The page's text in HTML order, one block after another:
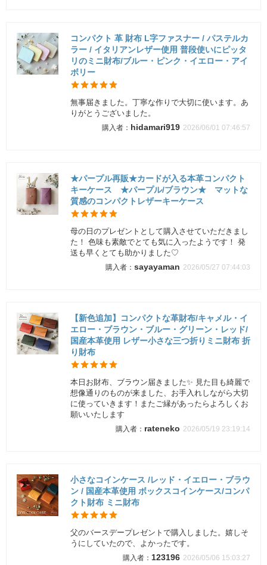
コンパクト 革 財布 L字ファスナー / パステルカ
ラー / イタリアンレザー使用 普段使いにピッタ
リのミニ財布/ブルー・ピンク・イエロー・アイ
ボリー
無事届きました。丁寧な作りで大切に使います。あ
りがとうございました。
hidamari919 2026/06/01 07:46:57
★パープル再販★カードが入る本革コンパクト
キーケース ★パープル/ブラウン★ マットな
質感のコンパクトレザーキーケース
母の日のプレゼントとして購入させていただきまし
た！ 色味も素敵でとても気に入ったようです！ 発
送も早くとても助かりました♡
sayayaman 2026/05/27 07:44:03
【新色追加】コンパクトな革財布/キャメル・イ
エロー・ブラウン・ブルー・グリーン・レッド/
国産本革使用 レザー小さな三つ折りミニ財布 折
り財布
本日お財布、ブラウン届きました✨ 見た目も綺麗で
想像通りのものが来ました、お手入れしながら大切
に使っていきます！またご縁があったらよろしくお
願いいたします
rateneko 2026/05/19 23:19:14
小さなコインケース /レッド・イエロー・ブラウ
ン / 国産本革使用 ボックスコインケース/コンパ
クト財布 ミニ財布
父のバースデープレゼントで購入しました。嬉しそ
うにしていたので、よかったです。
123196 2026/05/06 15:03:27